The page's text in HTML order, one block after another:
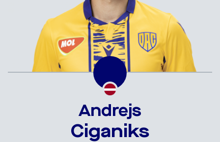
Andrejs
Ciganiks